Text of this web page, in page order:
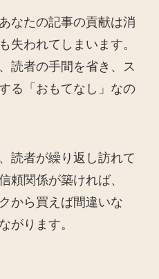
なたの記事の貢献は消
失われてしまいます。
読者の手間を省き、ス
る「おもてなし」なの
読者が繰り返し訪れて
頼関係が築ければ、
から買えば間違いな
がります。